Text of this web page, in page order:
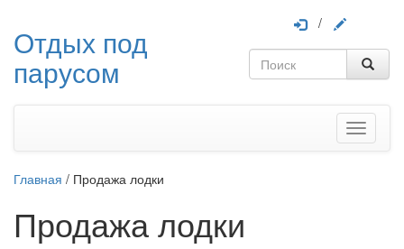
Отдых под
парусом
/
Меню
Главная / Продажа лодки
Продажа лодки